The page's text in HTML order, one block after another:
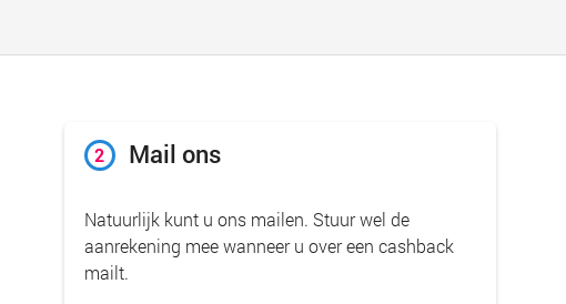
2 Mail ons
Natuurlijk kunt u ons mailen. Stuur wel de
aanrekening mee wanneer u over een cashback
mailt.